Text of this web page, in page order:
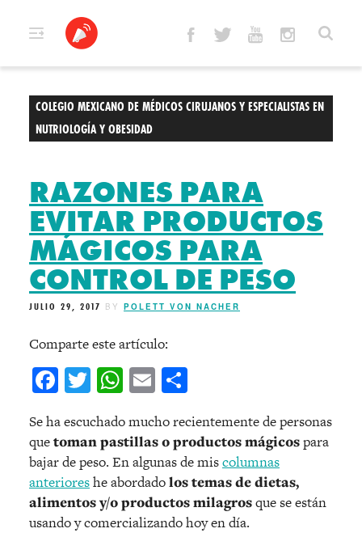
COLEGIO MEXICANO DE MÉDICOS CIRUJANOS Y ESPECIALISTAS EN
NUTRIOLOGÍA Y OBESIDAD
RAZONES PARA
EVITAR PRODUCTOS
MÁGICOS PARA
CONTROL DE PESO
JULIO 29, 2017 BY POLETT VON NACHER
Comparte este artículo:
Facebook
Twitter
WhatsApp
Email
Se ha escuchado mucho recientemente de personas
quetoman pastillas o productos mágicospara
bajar de peso. En algunas de miscolumnas
anterioreshe abordadolos temas de dietas,
alimentos y/o productos milagrosque se están
usando y comercializando hoy en día.